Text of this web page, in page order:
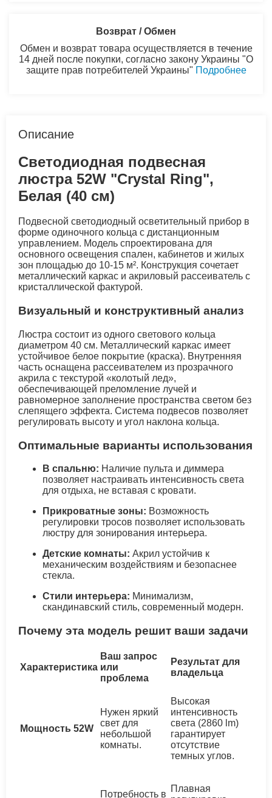
Возврат / Обмен
Обмен и возврат товара осуществляется в течение
14 дней после покупки, согласно закону Украины "О
защите прав потребителей Украины" Подробнее
Описание
Светодиодная подвесная
люстра 52W "Crystal Ring",
Белая (40 см)
Подвесной светодиодный осветительный прибор в
форме одиночного кольца с дистанционным
управлением. Модель спроектирована для
основного освещения спален, кабинетов и жилых
зон площадью до 10-15 м². Конструкция сочетает
металлический каркас и акриловый рассеиватель с
кристаллической фактурой.
Визуальный и конструктивный анализ
Люстра состоит из одного светового кольца
диаметром 40 см. Металлический каркас имеет
устойчивое белое покрытие (краска). Внутренняя
часть оснащена рассеивателем из прозрачного
акрила с текстурой «колотый лед»,
обеспечивающей преломление лучей и
равномерное заполнение пространства светом без
слепящего эффекта. Система подвесов позволяет
регулировать высоту и угол наклона кольца.
Оптимальные варианты использования
В спальню: Наличие пульта и диммера
позволяет настраивать интенсивность света
для отдыха, не вставая с кровати.
Прикроватные зоны: Возможность
регулировки тросов позволяет использовать
люстру для зонирования интерьера.
Детские комнаты: Акрил устойчив к
механическим воздействиям и безопаснее
стекла.
Стили интерьера: Минимализм,
скандинавский стиль, современный модерн.
Почему эта модель решит ваши задачи
Характеристика
Ваш запрос
или
проблема
Результат для
владельца
Мощность 52W
Нужен яркий
свет для
небольшой
комнаты.
Высокая
интенсивность
света (2860 lm)
гарантирует
отсутствие
темных углов.
Потребность в
Плавная